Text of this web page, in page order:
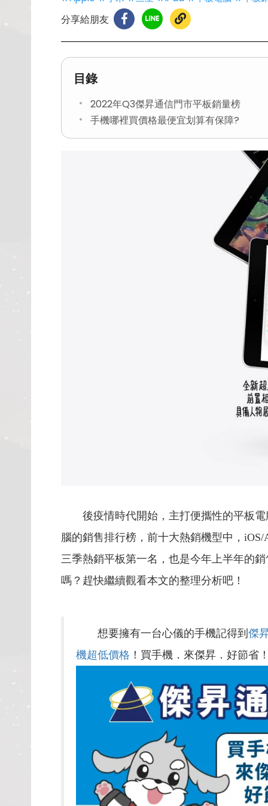
分享給朋友
目錄
2022年Q3傑昇通信門市平板銷量榜
手機哪裡買價格最便宜划算有保障?
後疫情時代開始，主打便攜性的平板電
腦的銷售排行榜，前十大熱銷機型中，
三季熱銷平板第一名，也是今年上半年的
嗎？趕快繼續觀看本文的整理分析吧！
想要擁有一台心儀的手機記得到 傑
機超低價格 ！買手機．來傑昇．好節省